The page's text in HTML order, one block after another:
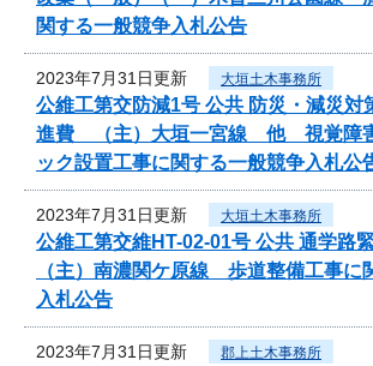
関する一般競争入札公告
2023年7月31日更新 大垣土木事務所
公維工第交防減1号 公共 防災・減災対
進費 （主）大垣一宮線 他 視覚障
ック設置工事に関する一般競争入札公
2023年7月31日更新 大垣土木事務所
公維工第交維HT-02-01号 公共 通学路
（主）南濃関ケ原線 歩道整備工事に
入札公告
2023年7月31日更新 郡上土木事務所